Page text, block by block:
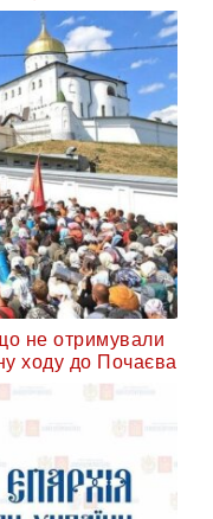
не отримували
ходу до Почаєва